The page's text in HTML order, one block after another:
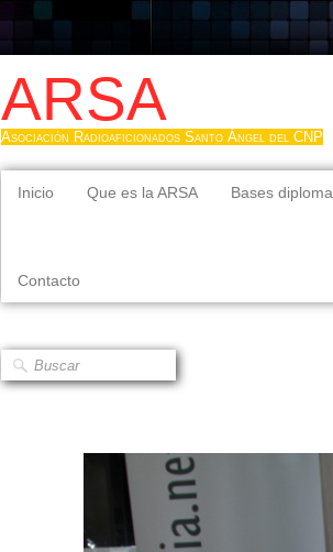
ARSA
Asociación Radioaficionados Santo Ángel del CNP
Inicio Que es la ARSA Bases diploma
Contacto